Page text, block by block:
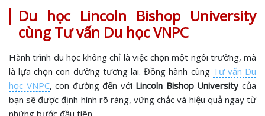
Du học Lincoln Bishop University
cùng Tư vấn Du học VNPC
Hành trình du học không chỉ là việc chọn một ngôi trường, mà
là lựa chọn con đường tương lai. Đồng hành cùng Tư vấn Du
học VNPC, con đường đến với Lincoln Bishop University của
bạn sẽ được định hình rõ ràng, vững chắc và hiệu quả ngay từ
những bước đầu tiên.